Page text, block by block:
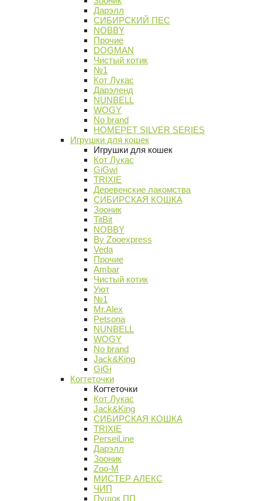
Дарэлл
СИБИРСКИЙ ПЕС
NOBBY
Прочие
DOGMAN
Чистый котик
№1
Кот Лукас
Дарэленд
NUNBELL
WOGY
No brand
HOMEPET SILVER SERIES
Игрушки для кошек
Игрушки для кошек
Кот Лукас
GiGwi
TRIXIE
Деревенские лакомства
СИБИРСКАЯ КОШКА
Зооник
TitBit
NOBBY
By Zooexpress
Veda
Прочие
Ambar
Чистый котик
Уют
№1
Mr.Alex
Petsona
NUNBELL
WOGY
No brand
Jack&King
GiGi
Когтеточки
Когтеточки
Кот Лукас
Jack&King
СИБИРСКАЯ КОШКА
TRIXIE
PerseiLine
Дарэлл
Зооник
Zoo-M
МИСТЕР АЛЕКС
ЧИП
Пушок ПП